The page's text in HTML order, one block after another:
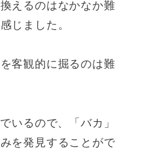
えるのはなかなか難
じました。
客観的に掘るのは難
いるので、「バカ」
を発見することがで